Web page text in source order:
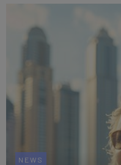
unverwechselbarem Design
NEWS